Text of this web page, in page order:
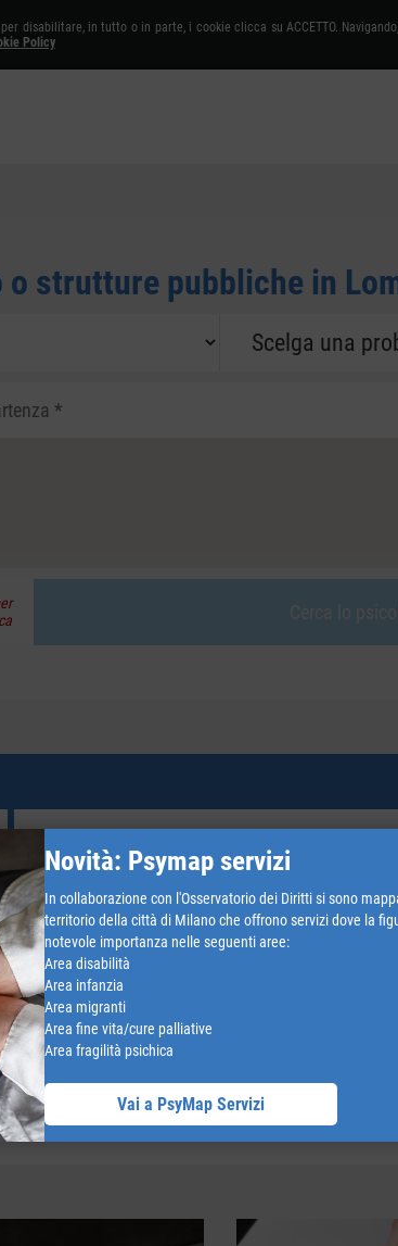
disabilitare, in tutto o in parte, i cookie clicca su ACCETTO.
Policy
o strutture pubbliche in
Ansia e Stress
Giovane adulto (18-30)
RICERCA PSICOLOGO CONVENZIONATO
Novità: Psymap servizi
In collaborazione con l'Osservatorio dei Diritti si sono
territorio della città di Milano che offrono servizi dove la
notevole importanza nelle seguenti aree:
Area disabilità
Area infanzia
Area migranti
Area fine vita/cure palliative
Area fragilità psichica
Vai a PsyMap Servizi